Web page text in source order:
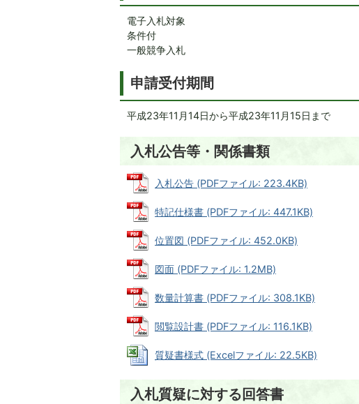
電子入札対象
条件付
一般競争入札
申請受付期間
平成23年11月14日から平成23年11月15日まで
入札公告等・関係書類
入札公告 (PDFファイル: 223.4KB)
特記仕様書 (PDFファイル: 447.1KB)
位置図 (PDFファイル: 452.0KB)
図面 (PDFファイル: 1.2MB)
数量計算書 (PDFファイル: 308.1KB)
閲覧設計書 (PDFファイル: 116.1KB)
質疑書様式 (Excelファイル: 22.5KB)
入札質疑に対する回答書